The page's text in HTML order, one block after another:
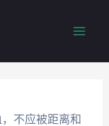
不应被距离和